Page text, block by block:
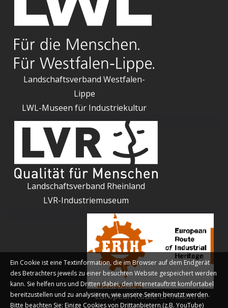
Landschaftsverband Westfalen-
Lippe
LWL-Museen für Industriekultur
Landschaftsverband Rheinland
LVR-Industriemuseum
European Route of Industrial
Ein Cookie ist eine Textinformation, die im Browser auf dem Endgerät
des Betrachters jeweils zu einer besuchten Website gespeichert werden
kann. Sie helfen uns und Dritten dabei, den Internetauftritt komfortabel
bereitzustellen und zu analysieren, wie unsere Seiten benutzt werden.
Bitte beachten Sie: Einige Cookies von Drittanbietern (z.B. YouTube)